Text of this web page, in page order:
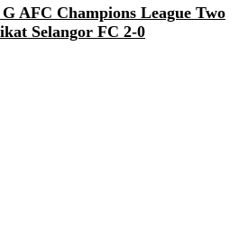
AFC Champions League Two
Selangor FC 2-0